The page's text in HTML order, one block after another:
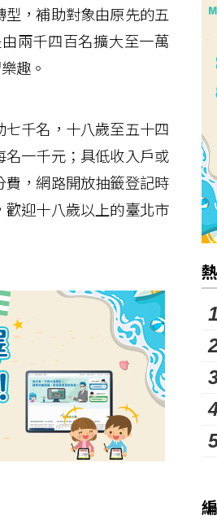
，補助對象由原先的五
兩千四百名擴大至一萬
趣。
千名，十八歲至五十四
一千元；具低收入戶或
，網路開放抽籤登記時
迎十八歲以上的臺北市
1